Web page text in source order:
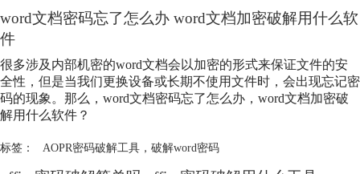
word文档密码忘了怎么办 word文档加密破解用什么软
件
很多涉及内部机密的word文档会以加密的形式来保证文件的安
全性，但是当我们更换设备或长期不使用文件时，会出现忘记密
码的现象。那么，word文档密码忘了怎么办，word文档加密破
解用什么软件？
标签： AOPR密码破解工具， 破解word密码